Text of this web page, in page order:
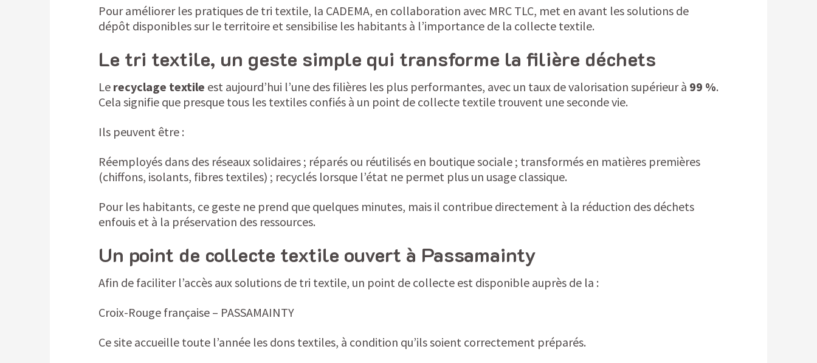
Pour améliorer les pratiques de tri textile, la CADEMA, en collaboration avec MRC TLC, met en avant les solutions de
dépôt disponibles sur le territoire et sensibilise les habitants à l’importance de la collecte textile.
Le tri textile, un geste simple qui transforme la filière déchets
Le recyclage textile est aujourd’hui l’une des filières les plus performantes, avec un taux de valorisation supérieur à 99 %.
Cela signifie que presque tous les textiles confiés à un point de collecte textile trouvent une seconde vie.
Ils peuvent être :
Réemployés dans des réseaux solidaires ; réparés ou réutilisés en boutique sociale ; transformés en matières premières
(chiffons, isolants, fibres textiles) ; recyclés lorsque l’état ne permet plus un usage classique.
Pour les habitants, ce geste ne prend que quelques minutes, mais il contribue directement à la réduction des déchets
enfouis et à la préservation des ressources.
Un point de collecte textile ouvert à Passamainty
Afin de faciliter l’accès aux solutions de tri textile, un point de collecte est disponible auprès de la :
Croix-Rouge française – PASSAMAINTY
Ce site accueille toute l’année les dons textiles, à condition qu’ils soient correctement préparés.